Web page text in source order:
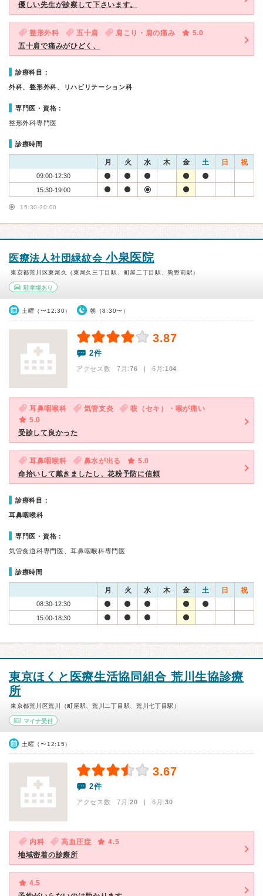
優しい先生が診察して下さいます。
整形外科 五十肩 肩こり・肩の痛み
5.0
五十肩で痛みがひどく、
診療科目：
外科、整形外科、リハビリテーション科
専門医・資格：
整形外科専門医
診療時間
月 火 水 木 金 土 日 祝
09:00-12:30
15:30-19:00
15:30-20:00
医療法人社団緑紋会 小泉医院
東京都荒川区東尾久（東尾久三丁目駅、町屋二丁目駅、熊野前駅）
駐車場あり
土曜（〜12:30） 朝（8:30〜）
3.87
2件
アクセス数 7月:76 | 6月:104
耳鼻咽喉科 気管支炎
咳（セキ）・喉が痛い
5.0
受診して良かった
耳鼻咽喉科 鼻水が出る
5.0
命拾いして戴きましたし、花粉予防に信頼
診療科目：
耳鼻咽喉科
専門医・資格：
気管食道科専門医、耳鼻咽喉科専門医
診療時間
月 火 水 木 金 土 日 祝
08:30-12:30
15:00-18:30
東京ほくと医療生活協同組合 荒川生協診療
所
東京都荒川区荒川（町屋駅、荒川二丁目駅、荒川七丁目駅）
マイナ受付
土曜（〜12:15）
3.67
2件
アクセス数 7月:20 | 6月:30
内科 高血圧症
4.5
地域密着の診療所
4.5